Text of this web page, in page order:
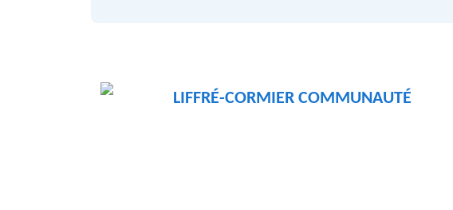
LIFFRÉ-CORMIER COMMUNAUTÉ